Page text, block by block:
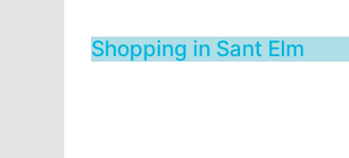
Shopping in Sant Elm